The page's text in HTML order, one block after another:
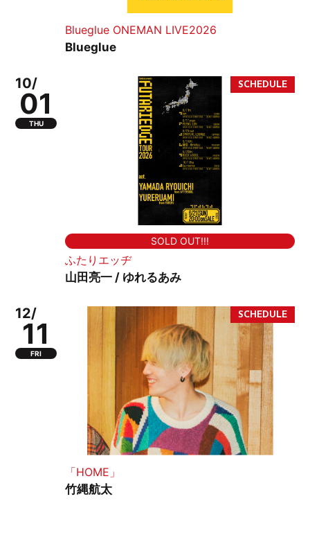
Blueglue ONEMAN LIVE2026
Blueglue
10/
01
THU
SOLD OUT!!!
ふたりエッヂ
山田亮一 / ゆれるあみ
12/
11
FRI
「HOME」
竹縄航太